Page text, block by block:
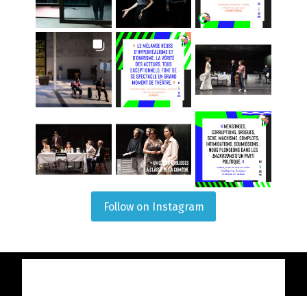
Follow on Instagram